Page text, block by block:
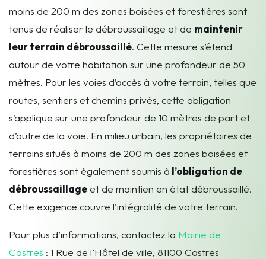
moins de 200 m des zones boisées et forestières sont
tenus de réaliser le débroussaillage et de maintenir
leur terrain débroussaillé. Cette mesure s’étend
autour de votre habitation sur une profondeur de 50
mètres. Pour les voies d’accès à votre terrain, telles que
routes, sentiers et chemins privés, cette obligation
s’applique sur une profondeur de 10 mètres de part et
d’autre de la voie. En milieu urbain, les propriétaires de
terrains situés à moins de 200 m des zones boisées et
forestières sont également soumis à l’obligation de
débroussaillageet de maintien en état débroussaillé.
Cette exigence couvre l’intégralité de votre terrain.
Pour plus d’informations, contactez la Mairie de
Castres : 1 Rue de l’Hôtel de ville, 81100 Castres